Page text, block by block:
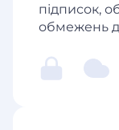
підписок,
обмежень